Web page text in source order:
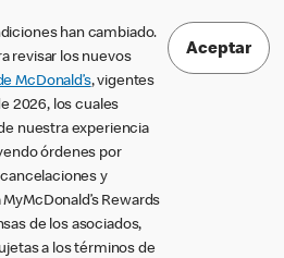
han cambiado.
revisar los nuevos
McDonald’s, vigentes
2026, los cuales
nuestra experiencia
órdenes por
y
Rewards
de los asociados,
a los términos de
Aceptar